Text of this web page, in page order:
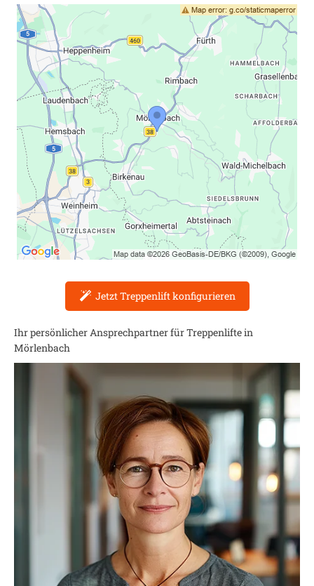
Jetzt Treppenlift konfigurieren
Ihr persönlicher Ansprechpartner für Treppenlifte in
Mörlenbach